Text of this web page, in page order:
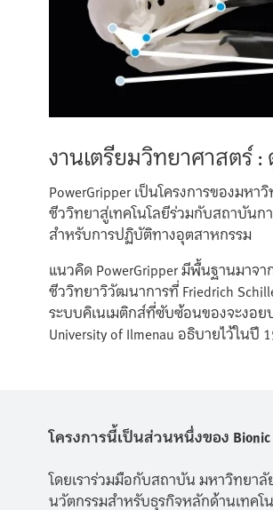
งานเตรียมวิทยาศาสตร์
PowerGripper เป็นโครงการของมห
ชีววิทยาสู่เทคโนโลยีร่วมกับสถาบัน
สำหรับการปฏิบัติทางอุตสาหกรรม
แนวคิด PowerGripper มีพื้นฐานมาจ
ชีววิทยาวิวัฒนาการที่ Friedrich
ระบบคิเนเมติกส์ที่ซับซ้อนของจะงอยป
University of Ilmenau อธิบายไว้ในปี
โครงการนี้เป็นส่วนหนึ่งของ
โดยเราร่วมมือกับสถาบัน มหาวิทยา
นวัตกรรมสำหรับธุรกิจหลักด้านเทคโ